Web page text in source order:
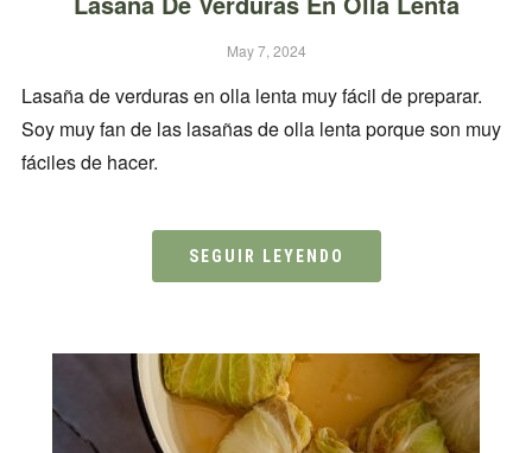
May 7, 2024
Lasaña de verduras en olla lenta muy fácil de preparar.
Soy muy fan de las lasañas de olla lenta porque son muy
fáciles de hacer.
SEGUIR LEYENDO